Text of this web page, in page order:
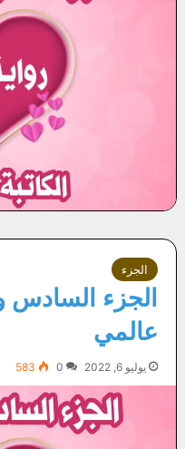
الجزء
الجزء السادس
عالمي
يوليو 6, 2022 0
583